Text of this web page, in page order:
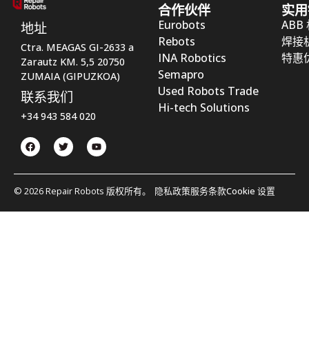
地址
Ctra. MEAGAS GI-2633 a
Zarautz KM. 5,5 20750
ZUMAIA (GIPUZKOA)
联系我们
+34 943 584 020
合作伙伴
Eurobots
Rebots
INA Robotics
Semapro
Used Robots Trade
Hi-tech Solutions
实
ABB
焊接
特惠
© 2026 Repair Robots 版权所有。 隐私政策服务条款Cookie 设置